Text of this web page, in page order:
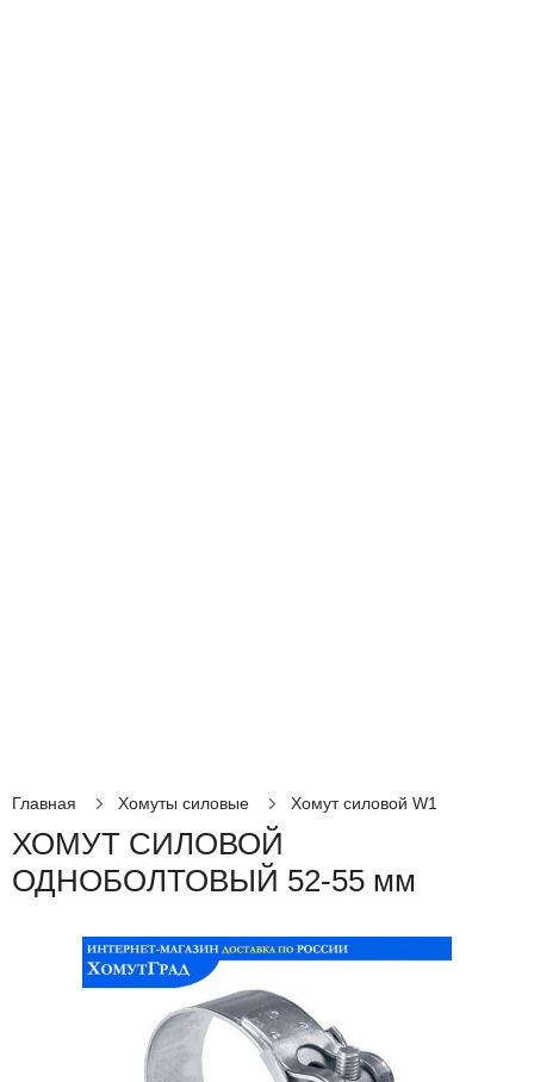
Главная Хомуты силовые Хомут силовой W1
ХОМУТ СИЛОВОЙ
ОДНОБОЛТОВЫЙ 52-55 мм